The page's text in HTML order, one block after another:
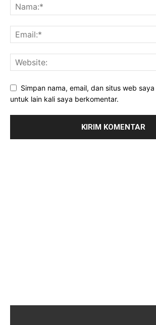
Simpan nama, email, dan situs web
untuk lain kali saya berkomentar.